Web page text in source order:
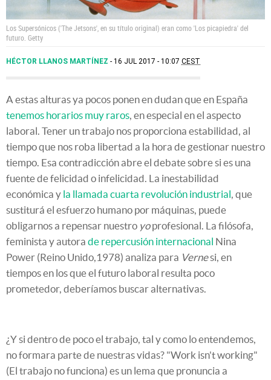
Los Supersónicos ('The Jetsons', en su título original) eran como 'Los picapiedra' del
futuro. Getty
HÉCTOR LLANOS MARTÍNEZ 16 JUL 2017 - 10:07 CEST
A estas alturas ya pocos ponen en dudan que en España
tenemos horarios muy raros, en especial en el aspecto
laboral. Tener un trabajo nos proporciona estabilidad, al
tiempo que nos roba libertad a la hora de gestionar nuestro
tiempo. Esa contradicción abre el debate sobre si es una
fuente de felicidad o infelicidad. La inestabilidad
económica y la llamada cuarta revolución industrial, que
sustiturá el esfuerzo humano por máquinas, puede
obligarnos a repensar nuestro yoprofesional. La filósofa,
feminista y autora de repercusión internacional Nina
Power (Reino Unido,1978) analiza para Vernesi, en
tiempos en los que el futuro laboral resulta poco
prometedor, deberíamos buscar alternativas.
¿Y si dentro de poco el trabajo, tal y como lo entendemos,
no formara parte de nuestras vidas? "Work isn't working"
(El trabajo no funciona) es un lema que pronuncia a